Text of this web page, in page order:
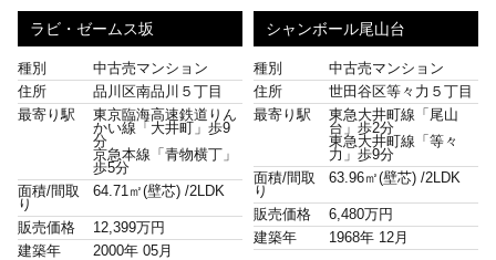
ラビ・ゼームス坂
種別
中古売マンション
住所
品川区南品川５丁目
最寄り駅
東京臨海高速鉄道りん
かい線「大井町」歩9
分
京急本線「青物横丁」
歩5分
面積/間取
り
64.71㎡(壁芯) /2LDK
販売価格
12,399万円
建築年
2000年 05月
シャンボール尾山台
種別
中古売マンション
住所
世田谷区等々力５丁目
最寄り駅
東急大井町線「尾山
台」歩2分
東急大井町線「等々
力」歩9分
面積/間取
り
63.96㎡(壁芯) /2LDK
販売価格
6,480万円
建築年
1968年 12月